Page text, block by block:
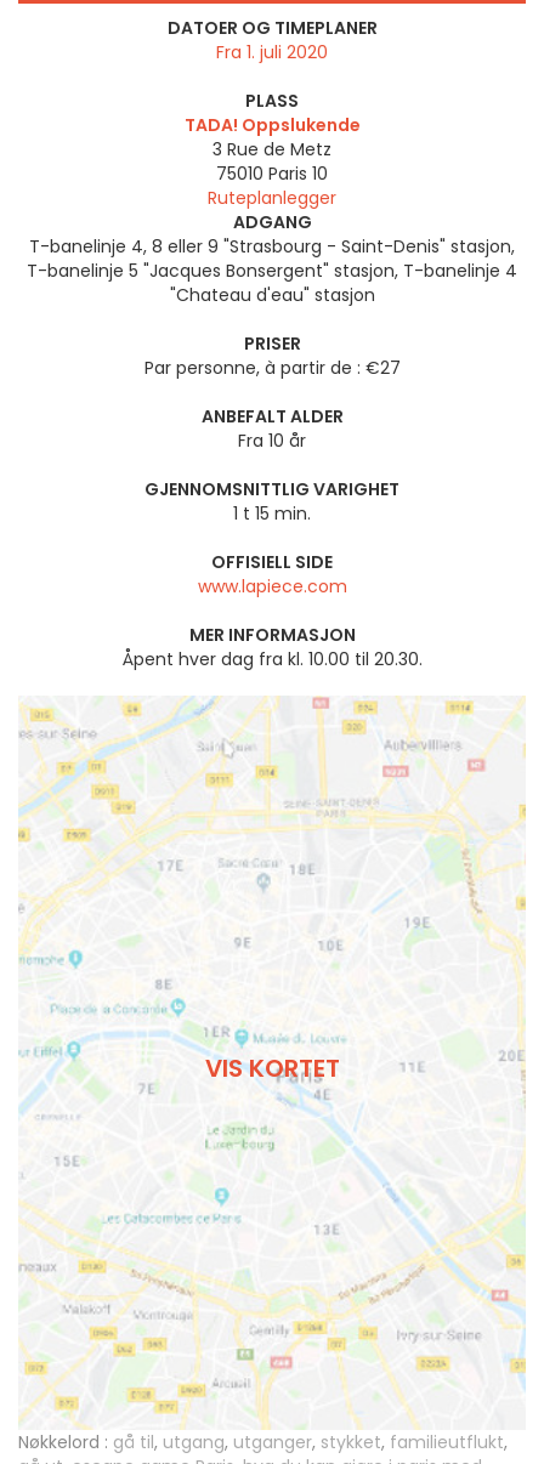
DATOER OG TIMEPLANER
Fra 1. juli 2020
PLASS
TADA! Oppslukende
3 Rue de Metz
75010 Paris 10
Ruteplanlegger
ADGANG
T-banelinje 4, 8 eller 9 "Strasbourg - Saint-Denis" stasjon,
T-banelinje 5 "Jacques Bonsergent" stasjon, T-banelinje 4
"Chateau d'eau" stasjon
PRISER
Par personne, à partir de : €27
ANBEFALT ALDER
Fra 10 år
GJENNOMSNITTLIG VARIGHET
1 t 15 min.
OFFISIELL SIDE
www.lapiece.com
MER INFORMASJON
Åpent hver dag fra kl. 10.00 til 20.30.
VIS KORTET
Nøkkelord : gå til, utgang, utganger, stykket, familieutflukt,